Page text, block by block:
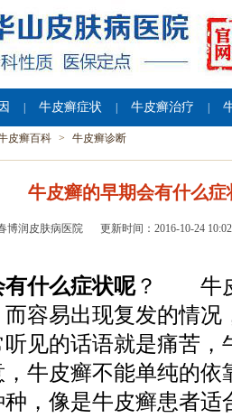
牛皮癣症状 牛皮癣治疗
皮癣百科 > 牛皮癣诊断
牛皮癣的早期会有什么症
博润皮肤病医院 更新时间：2016-10-24
什么症状呢？ 牛皮
容易出现复发的情况
见的话语就是痛苦，
牛皮癣不能单纯的依
，像是牛皮癣患者适